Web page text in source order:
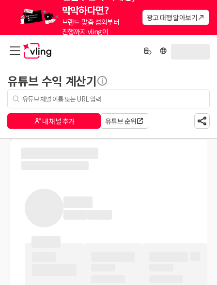
막막하다면?
브랜드 맞춤 섭외부터
진행까지 vling이
광고 대행 알아보기
유튜브 수익 계산기
내 채널 추가 유튜브 순위